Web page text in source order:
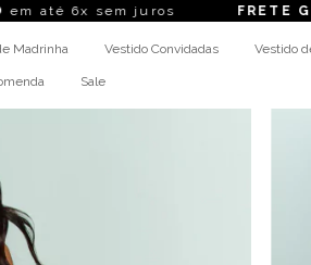
sem juros FRETE GRÁTIS
Madrinha Vestido Convidadas Vestido
Sale